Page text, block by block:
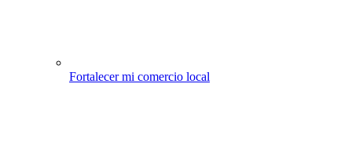
Fortalecer mi comercio local